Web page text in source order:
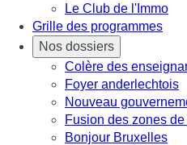
Le Club de l'Immo
Grille des programmes
Nos dossiers
Colère des
Foyer anderlechtois
Nouveau
Fusion des zones
Bonjour Bruxelles